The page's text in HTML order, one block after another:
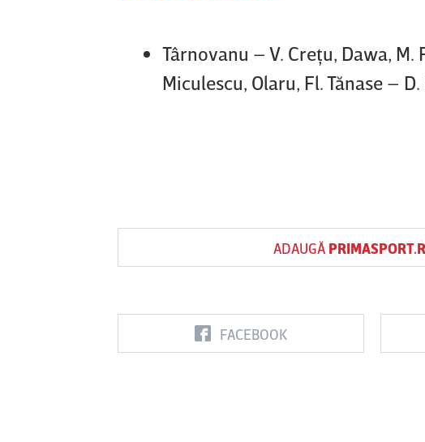
Târnovanu – V. Creţu, Dawa,
Miculescu, Olaru, Fl. Tănase –
ADAUGĂ
FACEBOOK